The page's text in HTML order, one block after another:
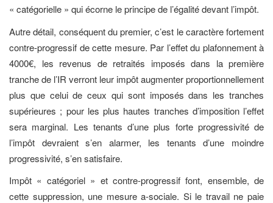
« catégorielle » qui écorne le principe de l’égalité devant l’impôt.
Autre détail, conséquent du premier, c’est le caractère fortement
contre-progressif de cette mesure. Par l’effet du plafonnement à
4000€, les revenus de retraités imposés dans la première
tranche de l’IR verront leur impôt augmenter proportionnellement
plus que celui de ceux qui sont imposés dans les tranches
supérieures ; pour les plus hautes tranches d’imposition l’effet
sera marginal. Les tenants d’une plus forte progressivité de
l’impôt devraient s’en alarmer, les tenants d’une moindre
progressivité, s’en satisfaire.
Impôt « catégoriel » et contre-progressif font, ensemble, de
cette suppression, une mesure a-sociale. Si le travail ne paie